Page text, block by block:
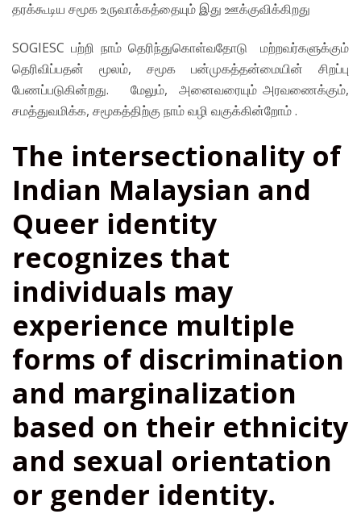
தரக்கூடிய சமூக உருவாக்கத்தையும் இது ஊக்குவிக்கிறது
SOGIESC பற்றி நாம் தெரிந்துகொள்வதோடு மற்றவர்களுக்கும்
தெரிவிப்பதன் மூலம், சமூக பன்முகத்தன்மையின் சிறப்பு
பேணப்படுகின்றது. மேலும், அனைவரையும் அரவணைக்கும்,
சமத்துவமிக்க, சமூகத்திற்கு நாம் வழி வகுக்கின்றோம் .
The intersectionality of
Indian Malaysian and
Queer identity
recognizes that
individuals may
experience multiple
forms of discrimination
and marginalization
based on their ethnicity
and sexual orientation
or gender identity.